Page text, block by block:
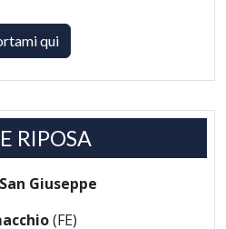
qui
RIPOSA
San Giuseppe
(FE)